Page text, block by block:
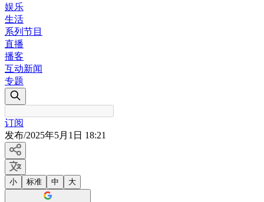
娱乐
生活
系列节目
直播
播客
互动新闻
专题
订阅
发布/2025年5月1日 18:21
小 标准 中 大